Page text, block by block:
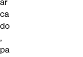
ca
do
,
pa